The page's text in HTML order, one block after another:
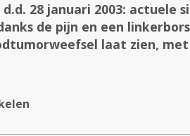
d.d. 28 januari 2003: actuele
de pijn en een
laat zien,